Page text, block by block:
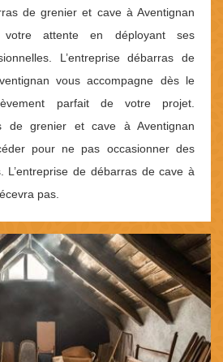
de grenier et cave à Aventignan
attente en déployant ses
L’entreprise débarras de
vous accompagne dès le
parfait de votre projet.
de grenier et cave à Aventignan
pour ne pas occasionner des
L’entreprise de débarras de cave à
pas.